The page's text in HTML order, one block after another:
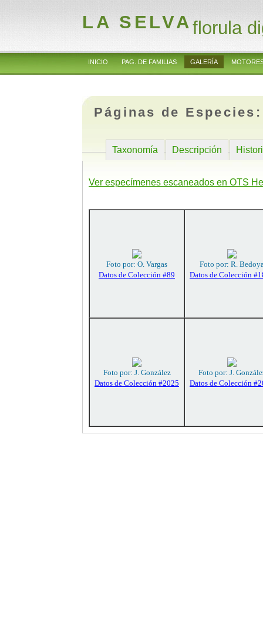
LA SELVAflorula
INICIO PAG. DE FAMILIAS GALERÍA
Páginas de
Taxonomía Descripción
Ver especímenes escaneados en OTS
Foto por: O. Vargas
Datos de Colección #89
Foto por: R.
Datos de Colección
Foto por: J. González
Datos de Colección #2025
Foto por: J.
Datos de Colección